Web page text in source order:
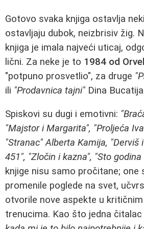
Gotovo svaka knjiga ostavlja
ostavljaju dubok, neizbrisiv žig.
knjiga je imala najveći uticaj,
lični. Za neke je to 1984 od
"potpuno prosvetlio", za druge
ili "Prodavnica tajni" Dina
Spiskovi su dugi i emotivni:
"Majstor i Margarita", "Proljeća
"Stranac" Alberta Kamija, "Derviš
451", "Zločin i kazna", "Sto
knjige nisu samo pročitane; one
promenile poglede na svet,
otvorile nove aspekte u
trenucima. Kao što jedna čitalac